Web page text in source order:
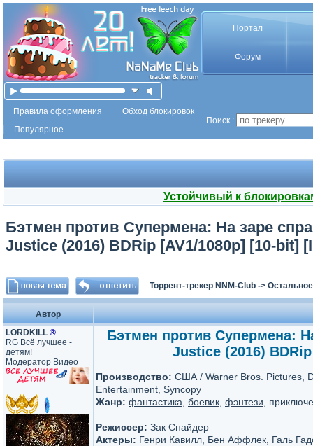
Портал
Форум
Правила оформления
Обход блокировок
Популярное
Поиск :
Устойчивый к
Бэтмен против Супермена: На заре
Justice (2016) BDRip [AV1/1080p] [10-bit]
Торрент-трекер NNM-Club -> Остальное
Автор
LORDKILL ®
RG Всё лучшее -
детям!
Модератор Видео
Бэтмен против Супермена:
Justice (2016)
Производство: США / Warner Bros. Pictures,
Entertainment, Syncopy
Жанр: фантастика боевик фэнтези ,
Режиссер: Зак Снайдер
Актеры: Генри Кавилл, Бен Аффлек, Галь